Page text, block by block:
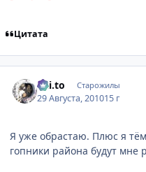
Цитата
Kai.to Старожилы
29 Августа, 201015 г
Я уже обрастаю. Плюс я
гопники района будут мне